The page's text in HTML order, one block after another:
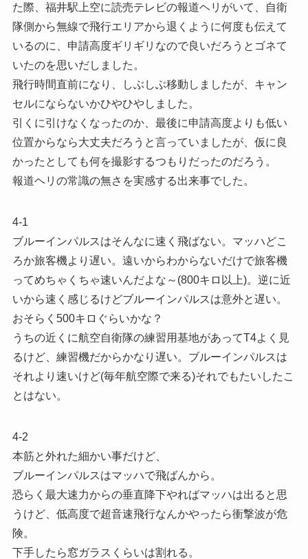
た際、福井駅上空に読売テレビの報道ヘリがいて、自衛
隊側から無線で飛行エリアから退くように何度も伝えて
いるのに、申請高度ギリギリなので良いだろうとゴネて
いたのを思いだしました。
飛行時間直前になり、しぶしぶ移動しましたが、キャン
セルにならないかひやひやしました。
引くに引けなくなったのか、最後に申請高度よりも低い
位置からなら大丈夫だろうと言っていましたが、仮に良
かったとしても何を撮影するつもりだったのだろう。
報道ヘリの常識の無さを実感する出来事でした。
4-1
ブルーインパルスはそんなに速く飛ばない。マッハどこ
ろか旅客機より遅い。遠いからわからないだけで旅客機
ってめちゃくちゃ速いんだよな～(800キロ以上)。逆に近
いから速く感じるけどブルーインパルスは意外と遅い。
おそらく500キロぐらいかな？
うちの近くに航空自衛隊の練習用基地があってT4よく見
るけど、練習機だからかなり遅い。ブルーインパルスは
それより速いけど(毎年航空際で来る)それでもたいしたこ
とはない。
4-2
本筋と外れた細かい事だけど、
ブルーインパルスはマッハで飛ばんから。
恐らく最大速力からの垂直降下やればマッハは出ると思
うけど、低高度で超音速飛行なんかやったら衝撃波が危
険。
下手したら窓ガラスくらいは割れる。